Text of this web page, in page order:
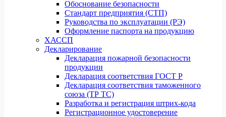
Обоснование безопасности
Стандарт предприятия (СТП)
Руководства по эксплуатации (РЭ)
Оформление паспорта на продукцию
ХАССП
Декларирование
Декларация пожарной безопасности
продукции
Декларация соответствия ГОСТ Р
Декларация соответствия таможенного
союза (ТР ТС)
Разработка и регистрация штрих-кода
Регистрационное удостоверение